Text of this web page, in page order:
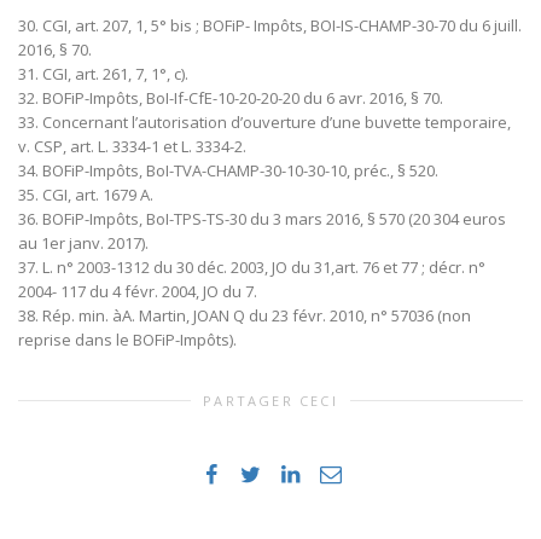
30. CGI, art. 207, 1, 5° bis ; BOFiP- Impôts, BOI-IS-CHAMP-30-70 du 6 juill.
2016, § 70.
31. CGI, art. 261, 7, 1°, c).
32. BOFiP-Impôts, BoI-If-CfE-10-20-20-20 du 6 avr. 2016, § 70.
33. Concernant l’autorisation d’ouverture d’une buvette temporaire,
v. CSP, art. L. 3334-1 et L. 3334-2.
34. BOFiP-Impôts, BoI-TVA-CHAMP-30-10-30-10, préc., § 520.
35. CGI, art. 1679 A.
36. BOFiP-Impôts, BoI-TPS-TS-30 du 3 mars 2016, § 570 (20 304 euros
au 1er janv. 2017).
37. L. n° 2003-1312 du 30 déc. 2003, JO du 31,art. 76 et 77 ; décr. n°
2004- 117 du 4 févr. 2004, JO du 7.
38. Rép. min. àA. Martin, JOAN Q du 23 févr. 2010, n° 57036 (non
reprise dans le BOFiP-Impôts).
PARTAGER CECI